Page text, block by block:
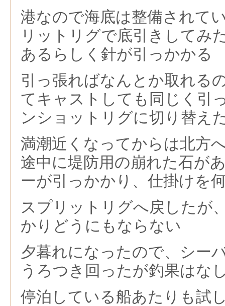
港なので海底は整備されて
リットリグで底引きしてみ
あるらしく針が引っかかる
引っ張ればなんとか取れる
てキャストしても同じく引
ンショットリグに切り替え
満潮近くなってからは北方
途中に堤防用の崩れた石が
ーが引っかかり、仕掛けを
スプリットリグへ戻したが
かりどうにもならない
夕暮れになったので、シー
うろつき回ったが釣果はな
停泊している船あたりも試